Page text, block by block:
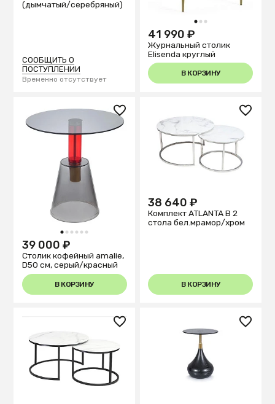
(дымчатый/серебряный)
СООБЩИТЬ О
ПОСТУПЛЕНИИ
Временно отсутствует
1 2 3
41 990 ₽
Журнальный столик
Elisenda круглый
В КОРЗИНУ
1 2 3 4 5 6
39 000 ₽
Столик кофейный amalie,
D50 см, серый/красный
В КОРЗИНУ
38 640 ₽
Комплект ATLANTA B 2
стола бел.мрамор/хром
В КОРЗИНУ